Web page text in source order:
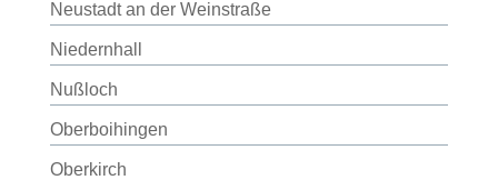
Neustadt an der Weinstraße
Niedernhall
Nußloch
Oberboihingen
Oberkirch